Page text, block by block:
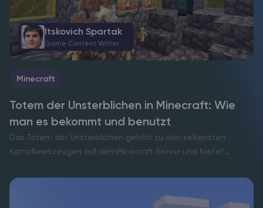
Itskovich Spartak
Game Content Writer
Minecraft
Totem der Unsterblichen in Minecraft: Wie
man es bekommt und benutzt
Das Totem der Unsterblichen gehört zu den seltensten
Kampfwerkzeugen auf demMinecraft Server und bietet
richtigen Moment in der Hand hältst. Wenn es ausgelöst wird,